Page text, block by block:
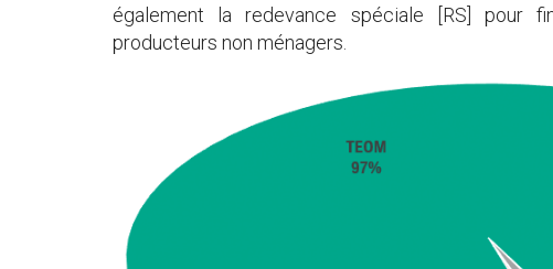
également la redevance spéciale [RS] pour
producteurs non ménagers.